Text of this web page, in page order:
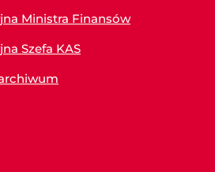
Ministra Finansów
Szefa KAS